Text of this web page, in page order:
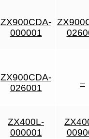
ZX900CDA-
000001
ZX900CDA-
026001
–
ZX400L-
000001